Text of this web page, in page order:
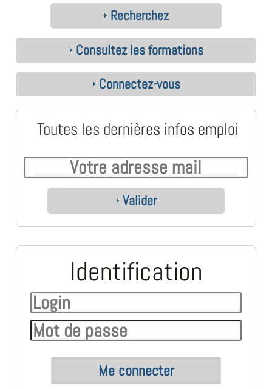
Recherchez
Consultez les formations
Connectez-vous
Toutes les dernières infos emploi
Valider
Identification